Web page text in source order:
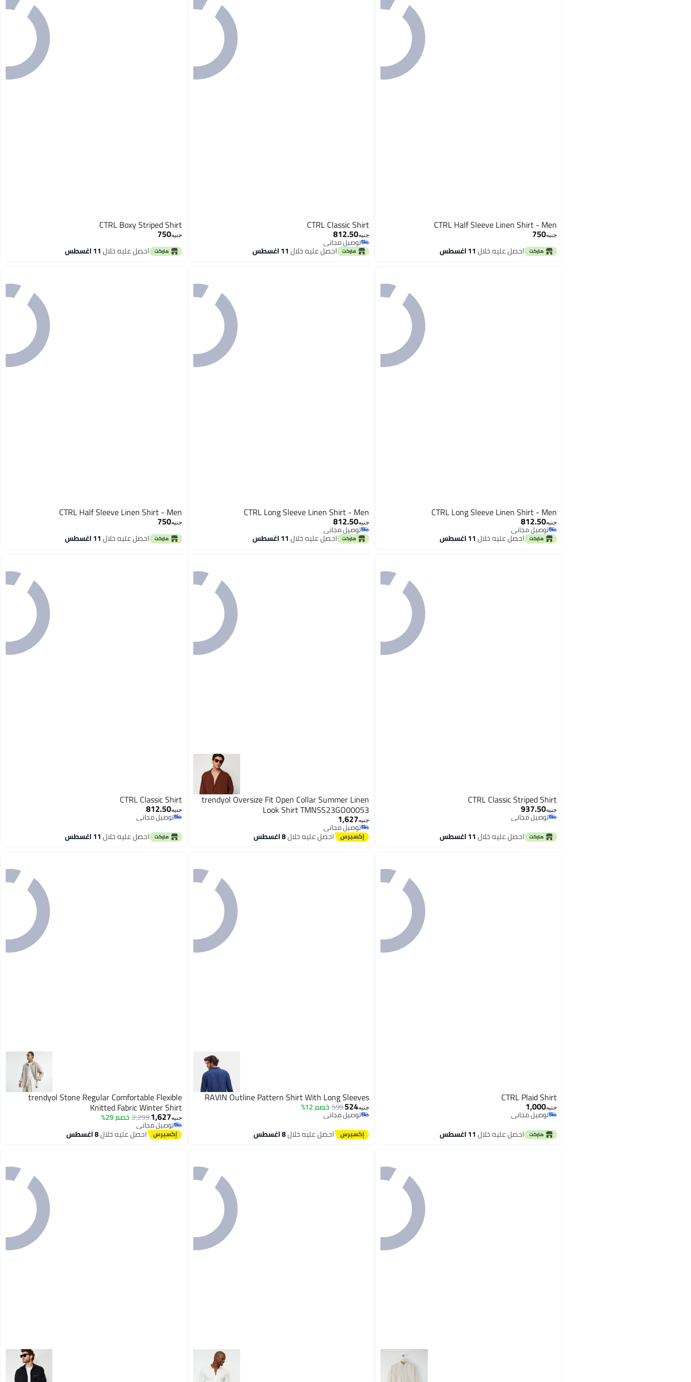
CTRL Half Sleeve Linen Shirt - Men
جنيه750
احصل عليه خلال11 اغسطس
CTRL Classic Shirt
جنيه812.50
توصيل مجاني
توصيل مجانياحصل عليه خلال11 اغسطس
CTRL Boxy Striped Shirt
جنيه750
احصل عليه خلال11 اغسطس
CTRL Long Sleeve Linen Shirt - Men
جنيه812.50
توصيل مجاني
توصيل مجانياحصل عليه خلال11 اغسطس
CTRL Long Sleeve Linen Shirt - Men
جنيه812.50
توصيل مجاني
توصيل مجانياحصل عليه خلال11 اغسطس
CTRL Half Sleeve Linen Shirt - Men
جنيه750
احصل عليه خلال11 اغسطس
CTRL Classic Striped Shirt
جنيه937.50
توصيل مجاني
توصيل مجاني
احصل عليه خلال11 اغسطس
trendyol Oversize Fit Open Collar Summer Linen
Look Shirt TMNSS23GO00053
جنيه1,627
توصيل مجاني
توصيل مجانياحصل عليه خلال8 اغسطس
CTRL Classic Shirt
جنيه812.50
توصيل مجاني
توصيل مجاني
احصل عليه خلال11 اغسطس
CTRL Plaid Shirt
جنيه1,000
توصيل مجاني
احصل عليه خلال11 اغسطس
RAVIN Outline Pattern Shirt With Long Sleeves
جنيه524
599خصم 12%
توصيل مجاني
احصل عليه خلال8 اغسطس
trendyol Stone Regular Comfortable Flexible
Knitted Fabric Winter Shirt
جنيه1,627
2,299 خصم 29%
توصيل مجاني
توصيل مجانياحصل عليه خلال8 اغسطس